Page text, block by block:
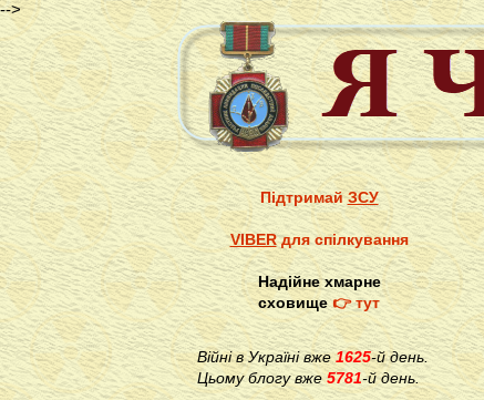
-->
ПідтримайЗСУ
VIBERдля спілкування
Надійне хмарне
сховище👉 тут
Війні в Україні вже1625-й день.
Цьому блогу вже 5781-й день.